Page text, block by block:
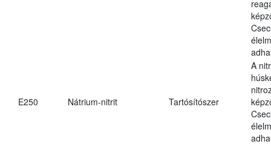
E250 Nátrium-nitrit Tartósítószer
A